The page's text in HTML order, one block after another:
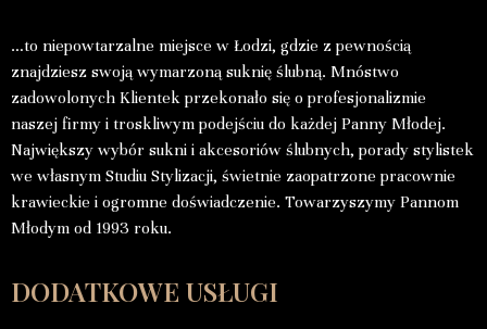
…to niepowtarzalne miejsce w Łodzi, gdzie z pewnością
znajdziesz swoją wymarzoną suknię ślubną. Mnóstwo
zadowolonych Klientek przekonało się o profesjonalizmie
naszej firmy i troskliwym podejściu do każdej Panny Młodej.
Największy wybór sukni i akcesoriów ślubnych, porady stylistek
we własnym Studiu Stylizacji, świetnie zaopatrzone pracownie
krawieckie i ogromne doświadczenie. Towarzyszymy Pannom
Młodym od 1993 roku.
DODATKOWE USŁUGI